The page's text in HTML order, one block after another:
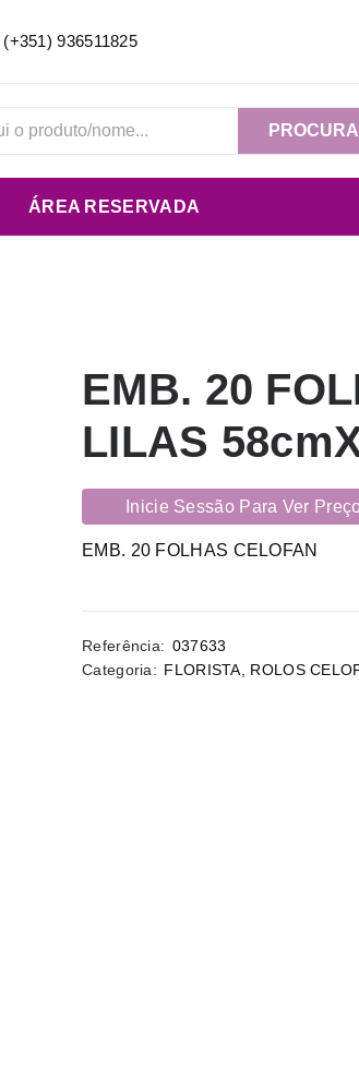
(+351) 936511825
ÁREA RESERVADA
EMB. 20
LILAS
Inicie Sessão Para Ver
EMB. 20 FOLHAS CELOFAN
Referência: 037633
Categoria: FLORISTA ROLOS